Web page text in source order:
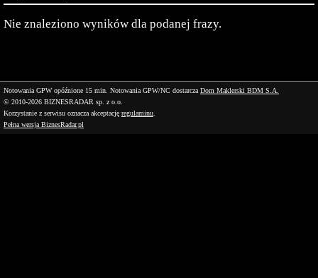
Nie znaleziono wyników dla podanej frazy.
Notowania GPW opóźnione 15 min. Notowania GPW/NC dostarcza Dom Maklerski BDM S.A.
© 2010-2026 BIZNESRADAR sp. z o.o.
Korzystanie z serwisu oznacza akceptację regulaminu
Pełna wersja BiznesRadar.pl